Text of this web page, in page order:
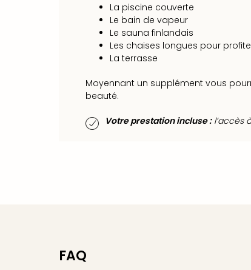
La piscine couverte
Le bain de vapeur
Le sauna finlandais
Les chaises longues pour
La terrasse
Moyennant un supplément vous
beauté.
Votre prestation incluse :l’accès
FAQ